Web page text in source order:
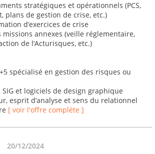
stratégiques et opérationnels (PCS,
plans de gestion de crise, etc.)
d’exercices de crise
annexes (veille réglementaire,
de l’Acturisques, etc.)
spécialisé en gestion des risques ou
et logiciels de design graphique
esprit d’analyse et sens du relationnel
[ voir l'offre complète ]
20/12/2024